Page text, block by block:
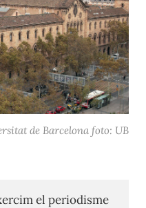
de Barcelona foto: UB
el periodisme